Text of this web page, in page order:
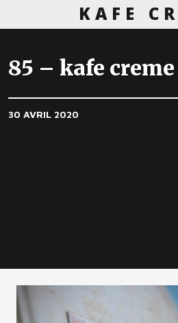
KAFE
85 – kafe creme
30 AVRIL 2020